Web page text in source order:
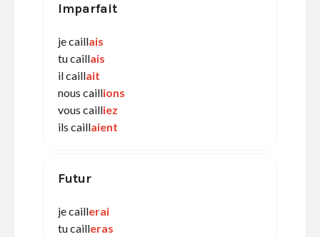
Imparfait
je caillais
tu caillais
il caillait
nous caillions
vous cailliez
ils caillaient
Futur
je caillerai
tu cailleras